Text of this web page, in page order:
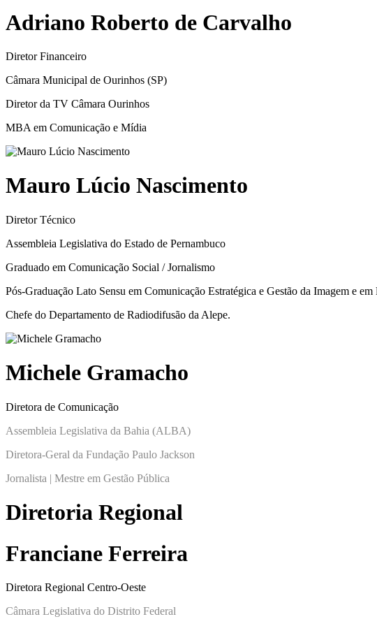
Adriano Roberto de Carvalho
Diretor Financeiro
Câmara Municipal de Ourinhos (SP)
Diretor da TV Câmara Ourinhos
MBA em Comunicação e Mídia
Mauro Lúcio Nascimento
Diretor Técnico
Assembleia Legislativa do Estado de Pernambuco
Graduado em Comunicação Social / Jornalismo
Pós-Graduação Lato Sensu em Comunicação Estratégica e Gestão da Imagem e
Chefe do Departamento de Radiodifusão da Alepe.
Michele Gramacho
Diretora de Comunicação
Assembleia Legislativa da Bahia (ALBA)
Diretora-Geral da Fundação Paulo Jackson
Jornalista | Mestre em Gestão Pública
Diretoria Regional
Franciane Ferreira
Diretora Regional Centro-Oeste
Câmara Legislativa do Distrito Federal